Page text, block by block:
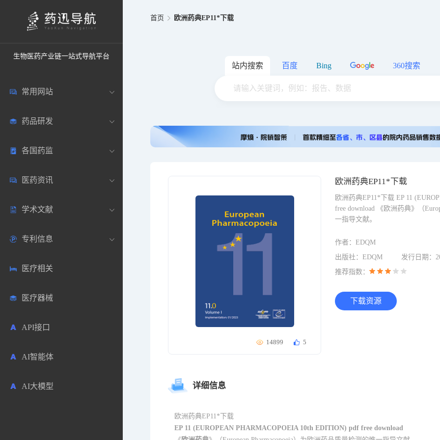
生物医药产业链一站式导航平台
常用网站
中国常用
药圈资讯
邮箱登录
药典网站
药品研发
药研数据库
药品说明书
药物临床
生物数据库
药品市场信息
合成化工
药物分析
毒性数据库
原辅料包材
各国药监
中国
美国
欧洲
日本
其他各国
医药资讯
医药新闻
医药论坛
药研咨询
医药科普
学术文献
学术搜索
SciHub文献
文献下载
文献管理
专利信息
各国专利局官方查询
医药专利
商业专利数据库
免费专利库
医疗相关
医疗器械
API接口
AI智能体
AI大模型
首页 欧洲药典EP11*下载
站内搜索 百度 Bing 360搜索
14899 5
欧洲药典EP11*下载
欧洲药典EP11*下载 EP 11
free download 《欧洲药典》（
一指导文献。
作者：EDQM
出版社：EDQM
发行日期：
推荐指数：
下载资源
详细信息
欧洲药典EP11*下载
EP 11 (EUROPEAN PHARMACOPOEIA 10th EDITION) pdf free download